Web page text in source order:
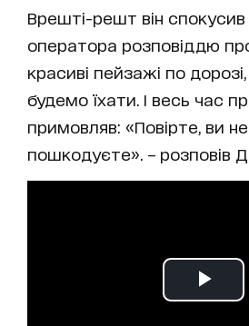
Врешті-решт він спокусив
оператора розповіддю
красиві пейзажі по
будемо їхати. І весь час
примовляв: «Повірте, ви не
пошкодуєте». – розповів